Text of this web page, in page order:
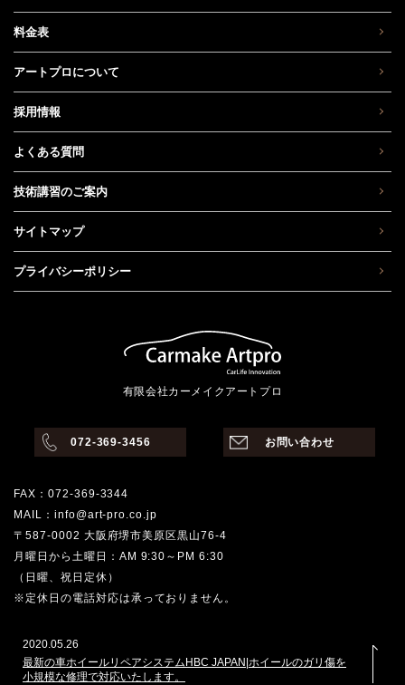
料金表
アートプロについて
採用情報
よくある質問
技術講習のご案内
サイトマップ
プライバシーポリシー
有限会社カーメイクアートプロ
072-369-3456 お問い合わせ
FAX：072-369-3344
MAIL：info@art-pro.co.jp
〒587-0002 大阪府堺市美原区黒山76-4
月曜日から土曜日：AM 9:30～PM 6:30
（日曜、祝日定休）
※定休日の電話対応は承っておりません。
2020.05.26
最新の車ホイールリペアシステムHBC JAPAN|ホイールのガリ傷を
小規模な修理で対応いたします。